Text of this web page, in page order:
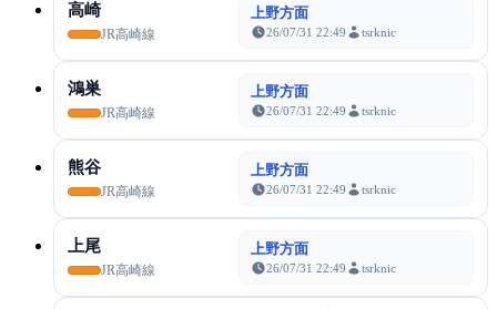
高崎
JR高崎線
上野方面
26/07/31 22:49 tsrknic
鴻巣
JR高崎線
上野方面
26/07/31 22:49 tsrknic
熊谷
JR高崎線
上野方面
26/07/31 22:49 tsrknic
上尾
JR高崎線
上野方面
26/07/31 22:49 tsrknic